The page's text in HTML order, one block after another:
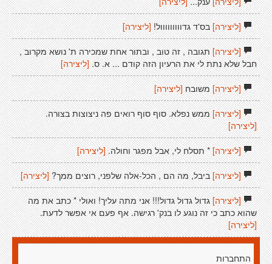
[ליצירה]בס'ד גדווווווווול! [ליצירה]
[ליצירה]תגובה , זה טוב , ובתור אחת שמכירה ת' נושא מקרוב ,
חבל שלא נתת לי את הרעיון הזה קודם ... א. ס.[ליצירה]
[ליצירה]משובח[ליצירה]
[ליצירה]ממש נפלא. סוף סוף רואים פה ניצוצות בצורה.
[ליצירה]
[ליצירה]* תסלח לי, אבל מפגר וחולה. [ליצירה]
[ליצירה]ביבל, מה הם , הכל-אלה שלפני, רוצים ממך? [ליצירה]
[ליצירה]גדול גדול גדול!!! אני מתה עליך! ואולי * כתב את מה
שהוא כתב כי זה נוגע לו בנק' רגישה. אף פעם אי אפשר לדעת.
[ליצירה]
התחברות